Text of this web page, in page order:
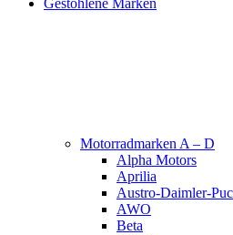
Gestohlene Marken
Motorradmarken A – D
Alpha Motors
Aprilia
Austro-Daimler-
AWO
Beta